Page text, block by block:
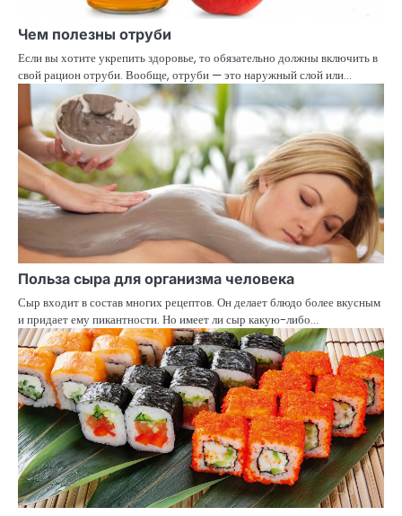
Чем полезны отруби
Если вы хотите укрепить здоровье, то обязательно должны включить в
свой рацион отруби. Вообще, отруби — это наружный слой или…
Польза сыра для организма человека
Сыр входит в состав многих рецептов. Он делает блюдо более вкусным
и придает ему пикантности. Но имеет ли сыр какую-либо…